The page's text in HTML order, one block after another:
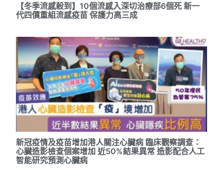
【冬季流感殺到】10個流感入深切治療部6個死 新一
代四價重組流感疫苗 保護力高三成
新冠疫情及疫苗增加港人關注心臟病 臨床觀察調查：
心臟造影檢查個案增加 近50%結果異常 造影配合人工
智能研究預測心臟病